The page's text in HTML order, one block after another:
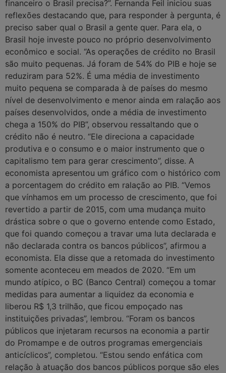
financeiro o Brasil precisa?”. Fernanda Feil iniciou suas
reflexões destacando que, para responder à pergunta, é
preciso saber qual o Brasil a gente quer. Para ela, o
Brasil hoje investe pouco no próprio desenvolvimento
econômico e social. “As operações de crédito no Brasil
são muito pequenas. Já foram de 54% do PIB e hoje se
reduziram para 52%. É uma média de investimento
muito pequena se comparada à de países do mesmo
nível de desenvolvimento e menor ainda em ralação aos
países desenvolvidos, onde a média de investimento
chega a 150% do PIB”, observou ressaltando que o
crédito não é neutro. “Ele direciona a capacidade
produtiva e o consumo e o maior instrumento que o
capitalismo tem para gerar crescimento”, disse. A
economista apresentou um gráfico com o histórico com
a porcentagem do crédito em ralação ao PIB. “Vemos
que vínhamos em um processo de crescimento, que foi
revertido a partir de 2015, com uma mudança muito
drástica sobre o que o governo entende como Estado,
que foi quando começou a travar uma luta declarada e
não declarada contra os bancos públicos”, afirmou a
economista. Ela disse que a retomada do investimento
somente aconteceu em meados de 2020. “Em um
mundo atípico, o BC (Banco Central) começou a tomar
medidas para aumentar a liquidez da economia e
liberou R$ 1,3 trilhão, que ficou empoçado nas
instituições privadas”, lembrou. “Foram os bancos
públicos que injetaram recursos na economia a partir
do Promampe e de outros programas emergenciais
anticíclicos”, completou. “Estou sendo enfática com
relação à atuação dos bancos públicos porque são eles